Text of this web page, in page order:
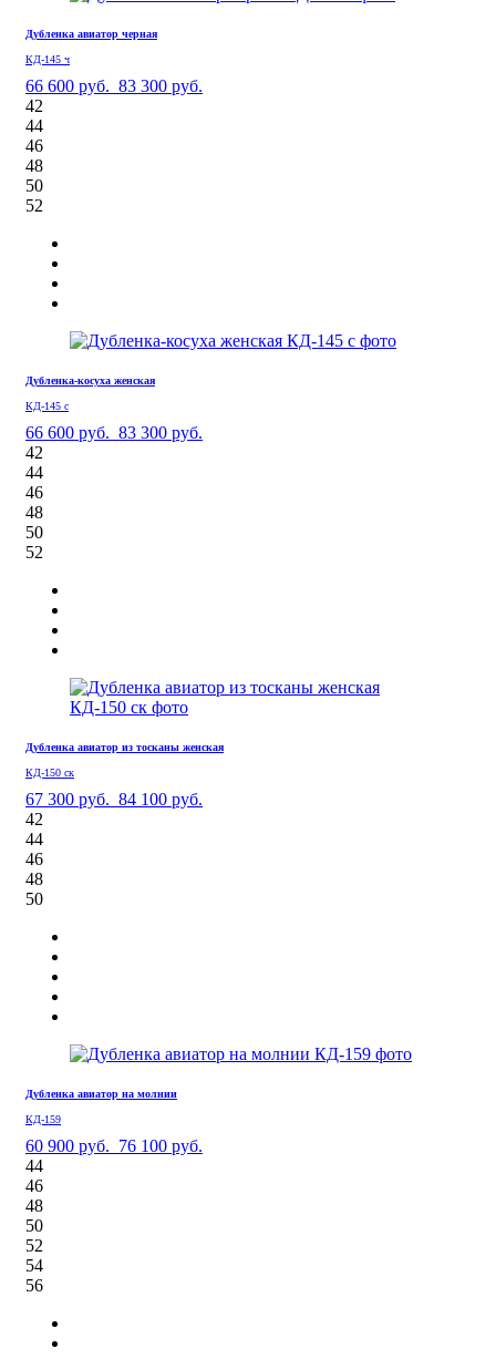
Дубленка авиатор черная
КД-145 ч
66 600 руб. 83 300 руб.
42
44
46
48
50
52
Дубленка-косуха женская
КД-145 с
66 600 руб. 83 300 руб.
42
44
46
48
50
52
Дубленка авиатор из тосканы женская
КД-150 ск
67 300 руб. 84 100 руб.
42
44
46
48
50
Дубленка авиатор на молнии
КД-159
60 900 руб. 76 100 руб.
44
46
48
50
52
54
56